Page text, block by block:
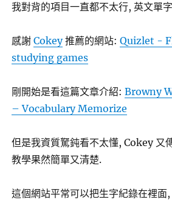
我對背的項目一直都不太行, 英文單
感謝 Cokey推薦的網站: Quizlet -
studying games
剛開始是看這篇文章介紹: Browny
– Vocabulary Memorize
但是我資質駑鈍看不太懂, Cokey 又
教學果然簡單又清楚.
這個網站平常可以把生字紀錄在裡